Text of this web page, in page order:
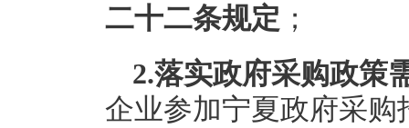
二十二条规定 ；
2.落实政府采购政策
企业参加宁夏政府采